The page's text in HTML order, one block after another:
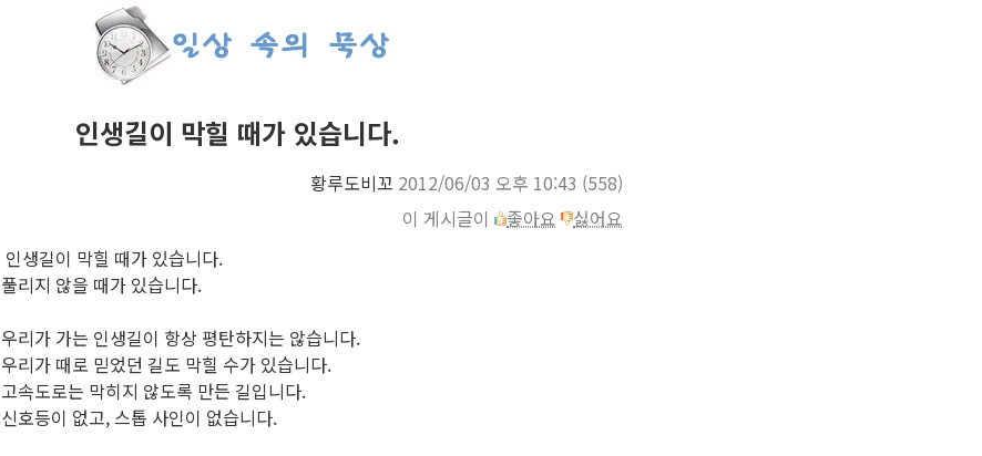
인생길이 막힐 때가 있습니다.
황루도비꼬 2012/06/03 오후 10:43 (558)
이 게시글이
좋아요
싫어요
인생길이 막힐 때가 있습니다.
풀리지 않을 때가 있습니다.
우리가 가는 인생길이 항상 평탄하지는 않습니다.
우리가 때로 믿었던 길도 막힐 수가 있습니다.
고속도로는 막히지 않도록 만든 길입니다.
신호등이 없고, 스톱 사인이 없습니다.